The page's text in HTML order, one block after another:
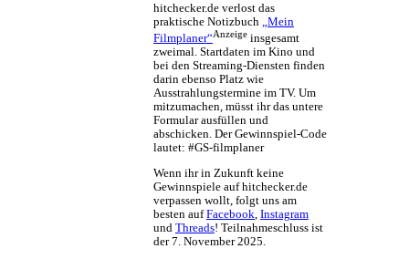
hitchecker.de verlost das
praktische Notizbuch
„Mein
Filmplaner“Anzeige insgesamt
zweimal. Startdaten im Kino und
bei den Streaming-Diensten finden
darin ebenso Platz wie
Ausstrahlungstermine im TV. Um
mitzumachen, müsst ihr das untere
Formular ausfüllen und
abschicken. Der Gewinnspiel-Code
lautet: #GS-filmplaner
Wenn ihr in Zukunft keine
Gewinnspiele auf hitchecker.de
verpassen wollt, folgt uns am
besten aufFacebook, Instagram
und Threads! Teilnahmeschluss ist
der 7. November 2025.